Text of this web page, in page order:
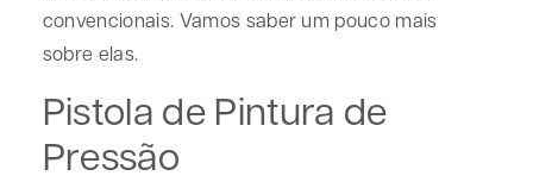
convencionais. Vamos saber um pouco mais
sobre elas.
Pistola de Pintura de
Pressão